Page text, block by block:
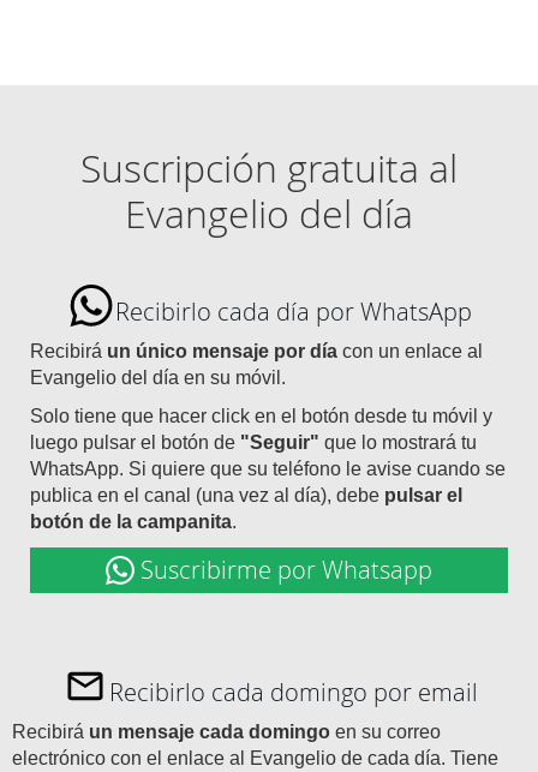
Suscripción gratuita al
Evangelio del día
Recibirlo cada día por WhatsApp
Recibirá un único mensaje por día con un enlace al
Evangelio del día en su móvil.
Solo tiene que hacer click en el botón desde tu móvil y
luego pulsar el botón de "Seguir" que lo mostrará tu
WhatsApp. Si quiere que su teléfono le avise cuando se
publica en el canal (una vez al día), debe pulsar el
botón de la campanita.
Suscribirme por Whatsapp
Recibirlo cada domingo por email
Recibirá un mensaje cada domingo en su correo
electrónico con el enlace al Evangelio de cada día. Tiene